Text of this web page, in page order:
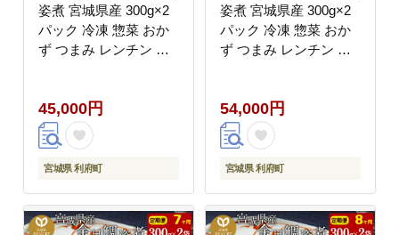
姿煮 宮城県産 300g×2
パック 冷凍 惣菜 おか
ず つまみ レンチン 湯
み レンチン 湯煎 簡単
煮物 煮付]
45,000円
宮城県 利府町
姿煮 宮城県産 300g×2
パック 冷凍 惣菜 おか
ず つまみ レンチン 湯
み レンチン 湯煎 簡単
煮物 煮付]
54,000円
宮城県 利府町